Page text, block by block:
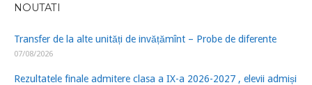
NOUTATI
Transfer de la alte unități de invățămînt – Probe de diferente
07/08/2026
Rezultatele finale admitere clasa a IX-a 2026-2027 , elevii admiși